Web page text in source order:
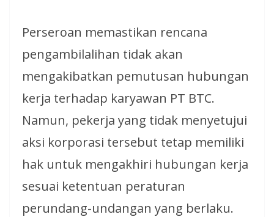
Perseroan memastikan rencana
pengambilalihan tidak akan
mengakibatkan pemutusan hubungan
kerja terhadap karyawan PT BTC.
Namun, pekerja yang tidak menyetujui
aksi korporasi tersebut tetap memiliki
hak untuk mengakhiri hubungan kerja
sesuai ketentuan peraturan
perundang-undangan yang berlaku.